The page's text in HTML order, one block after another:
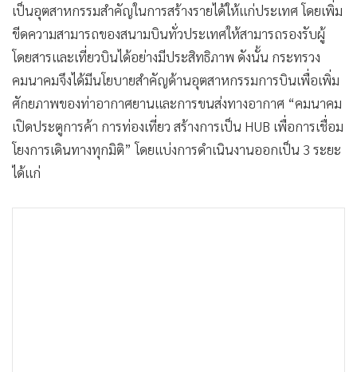
เป็นอุตสาหกรรมสำคัญในการสร้างรายได้ให้แก่ประเทศ โดยเพิ่ม
ขีดความสามารถของสนามบินทั่วประเทศให้สามารถรองรับผู้
โดยสารและเที่ยวบินได้อย่างมีประสิทธิภาพ ดังนั้น กระทรวง
คมนาคมจึงได้มีนโยบายสำคัญด้านอุตสาหกรรมการบินเพื่อเพิ่ม
ศักยภาพของท่าอากาศยานและการขนส่งทางอากาศ “คมนาคม
เปิดประตูการค้า การท่องเที่ยว สร้างการเป็น HUB เพื่อการเชื่อม
โยงการเดินทางทุกมิติ” โดยแบ่งการดำเนินงานออกเป็น 3 ระยะ
ได้แก่